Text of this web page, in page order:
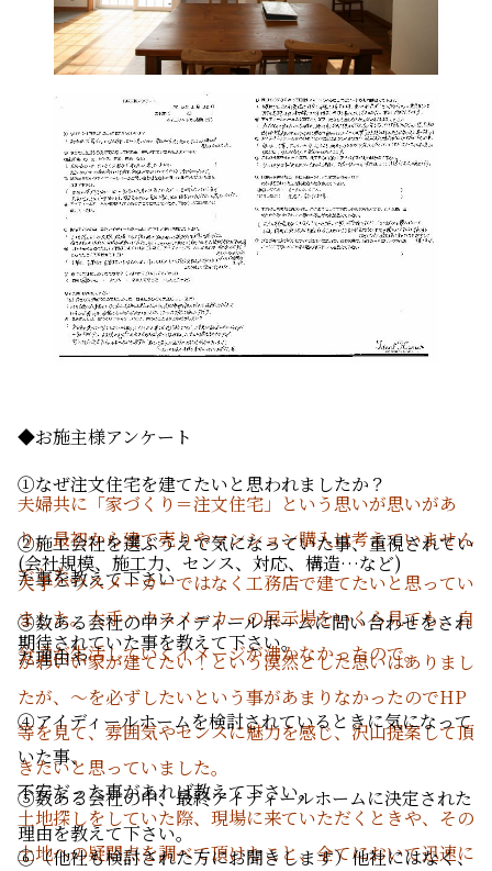
◆お施主様アンケート
①なぜ注文住宅を建てたいと思われましたか？
夫婦共に「家づくり＝注文住宅」という思いが思いがあ
り、最初から建て売りやマンション購入は考えていません
でした。
②施工会社を選ぶうえで気になっていた事、重視されてい
た事を教えて下さい
(会社規模、施工力、センス、対応、構造…など)
大手ハウスメーカーではなく工務店で建てたいと思ってい
ました。大手ハウスメーカーの展示場をいくら見ても、自
分達が生活していくイメージが沸かなかったので。
③数ある会社の中アイディールホームに問い合わせをされ
た理由や
期待されていた事を教えて下さい。
かわいい家が建てたい！という漠然とした思いはありまし
たが、～を必ずしたいという事があまりなかったのでHP
等を見て、雰囲気やセンスに魅力を感じ、沢山提案して頂
きたいと思っていました。
④アイディールホームを検討されているときに気になって
いた事、
不安だった事があれば教えて下さい。
⑤数ある会社の中、最終アイディールホームに決定された
理由を教えて下さい。
土地探しをしていた際、現場に来ていただくときや、その
土地への疑問点を調べて頂けたこと、全てにおいて迅速に
⑥（他社も検討された方にお聞きします）他社にはなく、